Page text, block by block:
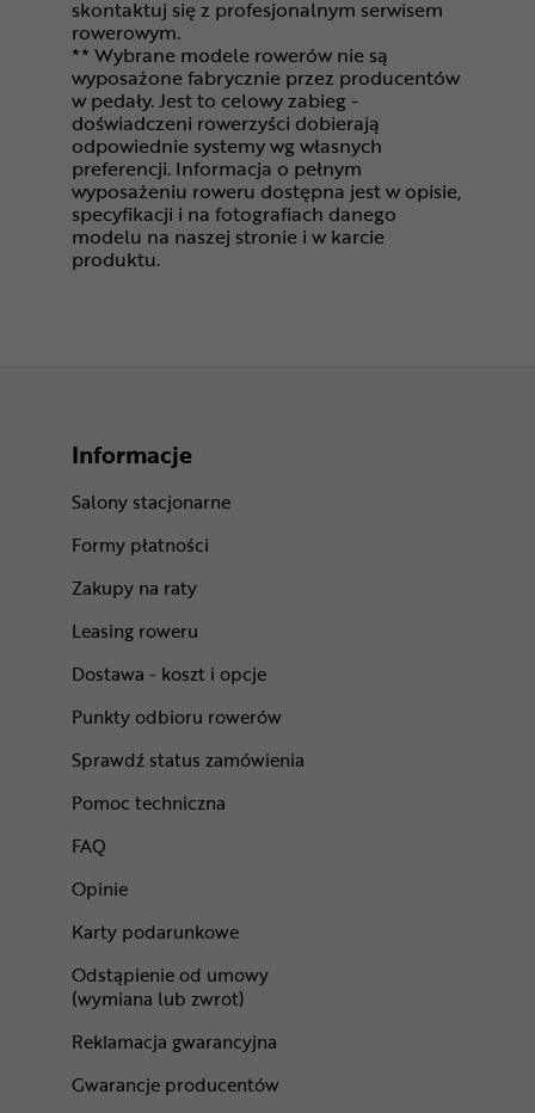
skontaktuj się z profesjonalnym serwisem
rowerowym.
** Wybrane modele rowerów nie są
wyposażone fabrycznie przez producentów
w pedały. Jest to celowy zabieg -
doświadczeni rowerzyści dobierają
odpowiednie systemy wg własnych
preferencji. Informacja o pełnym
wyposażeniu roweru dostępna jest w opisie,
specyfikacji i na fotografiach danego
modelu na naszej stronie i w karcie
produktu.
Informacje
Salony stacjonarne
Formy płatności
Zakupy na raty
Leasing roweru
Dostawa - koszt i opcje
Punkty odbioru rowerów
Sprawdź status zamówienia
Pomoc techniczna
FAQ
Opinie
Karty podarunkowe
Odstąpienie od umowy
(wymiana lub zwrot)
Reklamacja gwarancyjna
Gwarancje producentów